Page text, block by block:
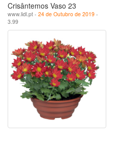
Crisântemos Vaso 23
www.lidl.pt - 24 de Outubro de 2019 -
3.99